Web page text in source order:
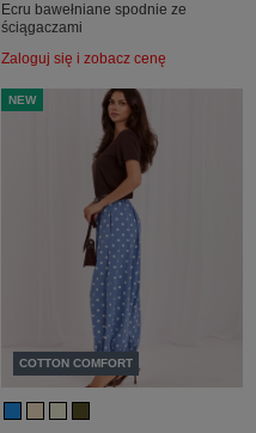
Ecru bawełniane spodnie ze
ściągaczami
Zaloguj się i zobacz cenę
NEW
COTTON COMFORT